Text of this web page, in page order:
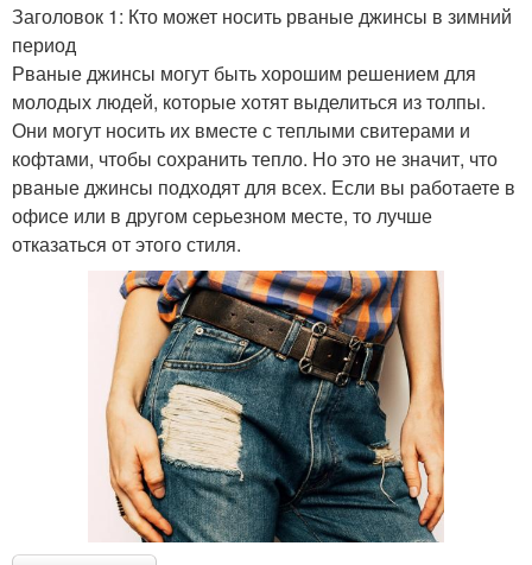
Заголовок 1: Кто может носить рваные джинсы в зимний
период
Рваные джинсы могут быть хорошим решением для
молодых людей, которые хотят выделиться из толпы.
Они могут носить их вместе с теплыми свитерами и
кофтами, чтобы сохранить тепло. Но это не значит, что
рваные джинсы подходят для всех. Если вы работаете в
офисе или в другом серьезном месте, то лучше
отказаться от этого стиля.